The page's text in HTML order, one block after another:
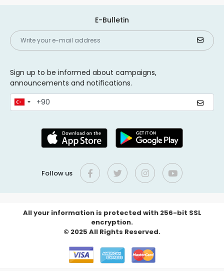
E-Bulletin
Sign up to be informed about campaigns,
announcements and notifications.
Follow us
All your information is protected with 256-bit SSL
encryption.
© 2025 All Rights Reserved.